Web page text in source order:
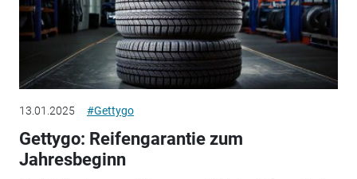
13.01.2025 #Gettygo
Gettygo: Reifengarantie zum
Jahresbeginn